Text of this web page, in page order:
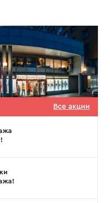
Все акции